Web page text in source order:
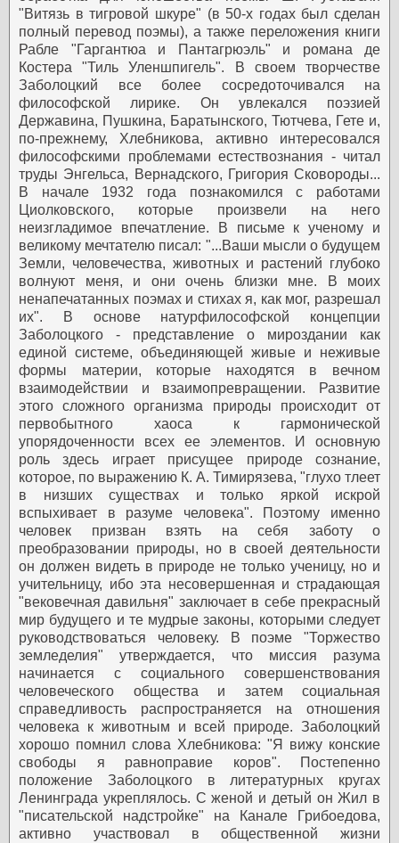
"Витязь в тигровой шкуре" (в 50-х годах был сделан
полный перевод поэмы), а также переложения книги
Рабле "Гаргантюа и Пантагрюэль" и романа де
Костера "Тиль Уленшпигель". В своем творчестве
Заболоцкий все более сосредоточивался на
философской лирике. Он увлекался поэзией
Державина, Пушкина, Баратынского, Тютчева, Гете и,
по-прежнему, Хлебникова, активно интересовался
философскими проблемами естествознания - читал
труды Энгельса, Вернадского, Григория Сковороды...
В начале 1932 года познакомился с работами
Циолковского, которые произвели на него
неизгладимое впечатление. В письме к ученому и
великому мечтателю писал: "...Ваши мысли о будущем
Земли, человечества, животных и растений глубоко
волнуют меня, и они очень близки мне. В моих
ненапечатанных поэмах и стихах я, как мог, разрешал
их". В основе натурфилософской концепции
Заболоцкого - представление о мироздании как
единой системе, объединяющей живые и неживые
формы материи, которые находятся в вечном
взаимодействии и взаимопревращении. Развитие
этого сложного организма природы происходит от
первобытного хаоса к гармонической
упорядоченности всех ее элементов. И основную
роль здесь играет присущее природе сознание,
которое, по выражению К. А. Тимирязева, "глухо тлеет
в низших существах и только яркой искрой
вспыхивает в разуме человека". Поэтому именно
человек призван взять на себя заботу о
преобразовании природы, но в своей деятельности
он должен видеть в природе не только ученицу, но и
учительницу, ибо эта несовершенная и страдающая
"вековечная давильня" заключает в себе прекрасный
мир будущего и те мудрые законы, которыми следует
руководствоваться человеку. В поэме "Торжество
земледелия" утверждается, что миссия разума
начинается с социального совершенствования
человеческого общества и затем социальная
справедливость распространяется на отношения
человека к животным и всей природе. Заболоцкий
хорошо помнил слова Хлебникова: "Я вижу конские
свободы я равноправие коров". Постепенно
положение Заболоцкого в литературных кругах
Ленинграда укреплялось. С женой и детый он Жил в
"писательской надстройке" на Канале Грибоедова,
активно участвовал в общественной жизни